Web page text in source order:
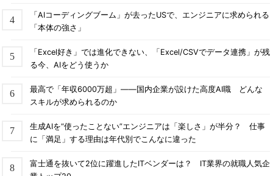
「AIコーディングブーム」が去ったUSで、エンジニアに求められる
「本体の強さ」
「Excel好き」では進化できない、「Excel/CSVでデータ連携」が残
る今、AIをどう使うか
最高で「年収6000万超」――国内企業が設けた高度AI職 どんな
スキルが求められるのか
生成AIを“使ったことない”エンジニアは「楽しさ」が半分？ 仕事
に「満足」する理由は年代別でこんなに違った
富士通を抜いて2位に躍進したITベンダーは？ IT業界の就職人気企